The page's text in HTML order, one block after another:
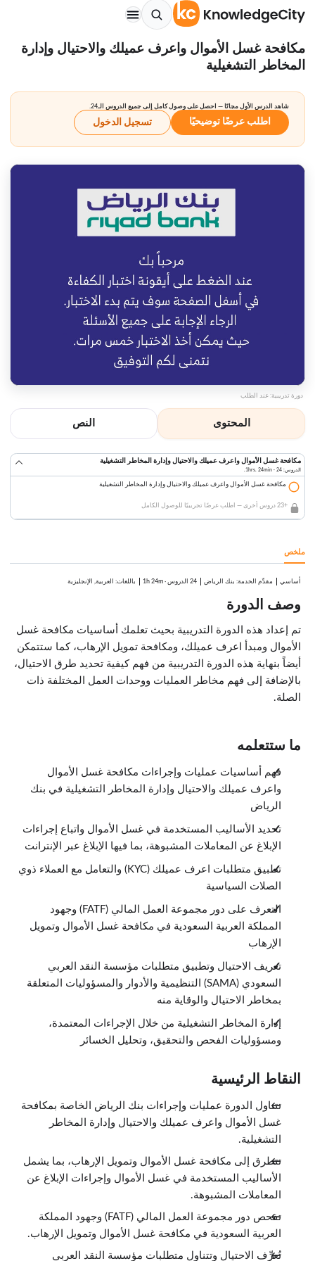
مكافحة غسل الأموال واعرف عميلك والاحتيال وإدارة
المخاطر التشغيلية
شاهد الدرس الأول مجانًا — احصل على وصول كامل إلى جميع الدروس الـ24.
اطلب عرضًا توضيحيًا تسجيل الدخول
دورة تدريبية: عند الطلب
المحتوى النص
مكافحة غسل الأموال واعرف عميلك والاحتيال وإدارة المخاطر التشغيلية
الدروس: 24 · 1hrs. 24min.
مكافحة غسل الأموال واعرف عميلك والاحتيال وإدارة المخاطر التشغيلية
+23 دروس أخرى — اطلب عرضًا تجريبيًا للوصول الكامل
ملخص
أساسي مقدِّم الخدمة: بنك الرياض 24 الدروس ·
1h 24m باللغات: العربية, الإنجليزية
وصف الدورة
تم إعداد هذه الدورة التدريبية بحيث تعلمك أساسيات مكافحة غسل
الأموال ومبدأ اعرف عميلك، ومكافحة تمويل الإرهاب، كما ستتمكن
أيضاً بنهاية هذه الدورة التدريبية من فهم كيفية تحديد طرق الاحتيال،
بالإضافة إلى فهم مخاطر العمليات ووحدات العمل المختلفة ذات
الصلة.
ما ستتعلمه
فهم أساسيات عمليات وإجراءات مكافحة غسل الأموال
واعرف عميلك والاحتيال وإدارة المخاطر التشغيلية في بنك
الرياض
تحديد الأساليب المستخدمة في غسل الأموال واتباع إجراءات
الإبلاغ عن المعاملات المشبوهة، بما فيها الإبلاغ عبر الإنترانت
تطبيق متطلبات اعرف عميلك (KYC) والتعامل مع العملاء ذوي
الصلات السياسية
التعرف على دور مجموعة العمل المالي (FATF) وجهود
المملكة العربية السعودية في مكافحة غسل الأموال وتمويل
الإرهاب
تعريف الاحتيال وتطبيق متطلبات مؤسسة النقد العربي
السعودي (SAMA) التنظيمية والأدوار والمسؤوليات المتعلقة
بمخاطر الاحتيال والوقاية منه
إدارة المخاطر التشغيلية من خلال الإجراءات المعتمدة،
ومسؤوليات الفحص والتحقيق، وتحليل الخسائر
النقاط الرئيسية
تتناول الدورة عمليات وإجراءات بنك الرياض الخاصة بمكافحة
غسل الأموال واعرف عميلك والاحتيال وإدارة المخاطر
التشغيلية.
تتطرق إلى مكافحة غسل الأموال وتمويل الإرهاب، بما يشمل
الأساليب المستخدمة في غسل الأموال وإجراءات الإبلاغ عن
المعاملات المشبوهة.
تفحص دور مجموعة العمل المالي (FATF) وجهود المملكة
العربية السعودية في مكافحة غسل الأموال وتمويل الإرهاب.
تُعرِّف الاحتيال وتتناول متطلبات مؤسسة النقد العربي